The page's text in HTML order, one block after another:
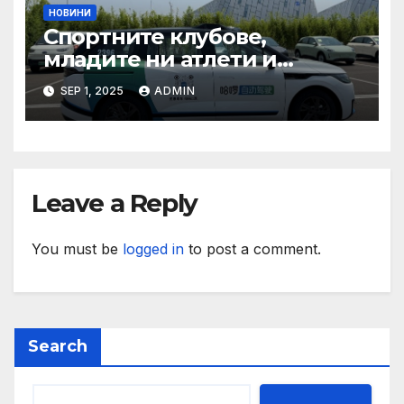
НОВИНИ
Спортните клубове,
младите ни атлети и
техните треньори имат
нужда от нашата подкрепа
и ние ще им я осигурим
SEP 1, 2025 ADMIN
Leave a Reply
You must be logged in to post a comment.
Search